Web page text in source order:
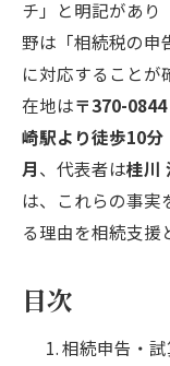
チ」と明記があ
野は「相続税の申
に対応すること
在地は〒370-
崎駅より徒歩10分
月、代表者は桂川
は、これらの事実
る理由を相続支援
目次
相続申告・